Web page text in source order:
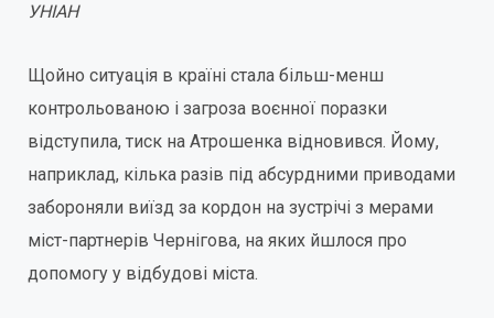
УНІАН
Щойно ситуація в країні стала більш-менш
контрольованою і загроза воєнної поразки
відступила, тиск на Атрошенка відновився. Йому,
наприклад, кілька разів під абсурдними приводами
забороняли виїзд за кордон на зустрічі з мерами
міст-партнерів Чернігова, на яких йшлося про
допомогу у відбудові міста.